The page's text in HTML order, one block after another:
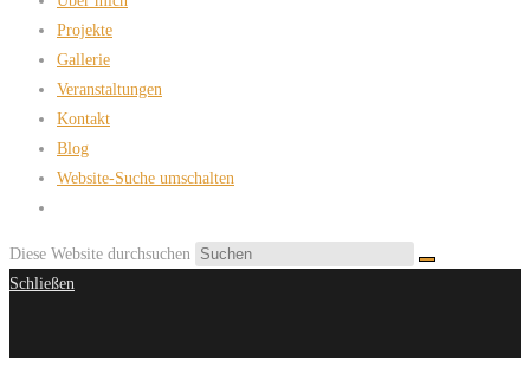
Projekte
Gallerie
Veranstaltungen
Kontakt
Blog
Website-Suche umschalten
Diese Website durchsuchen
Schließen